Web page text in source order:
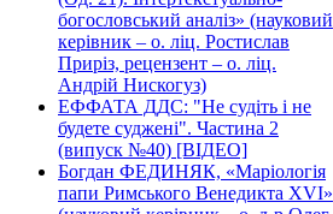
богословський аналіз» (науковий
керівник – о. ліц. Ростислав
Приріз, рецензент – о. ліц.
Андрій Нискогуз)
ЕФФАТА ДДС: "Не судіть і не
будете суджені". Частина 2
(випуск №40) [ВІДЕО]
Богдан ФЕДИНЯК, «Маріологія
папи Римського Венедикта XVI»